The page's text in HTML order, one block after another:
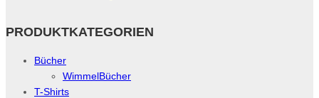
PRODUKTKATEGORIEN
Bücher
WimmelBücher
T-Shirts